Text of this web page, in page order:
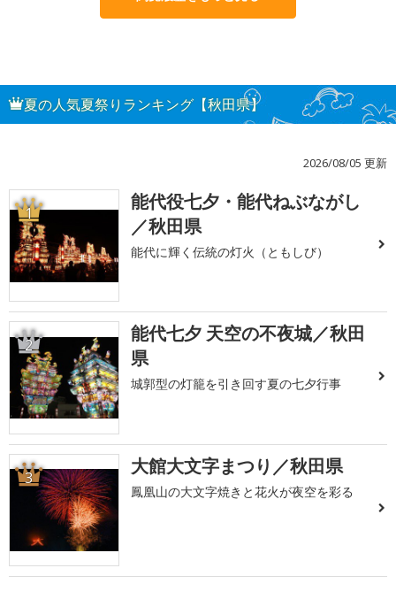
夏の人気夏祭りランキング【秋田県】
2026/08/05 更新
1
能代役七夕・能代ねぶながし
／秋田県
能代に輝く伝統の灯火（ともしび）
2
能代七夕 天空の不夜城／秋田
県
城郭型の灯籠を引き回す夏の七夕行事
3 大館大文字まつり／秋田県
鳳凰山の大文字焼きと花火が夜空を彩る